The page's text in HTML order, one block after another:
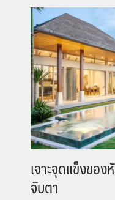
เจาะจุดแข็งขอ
จับตา